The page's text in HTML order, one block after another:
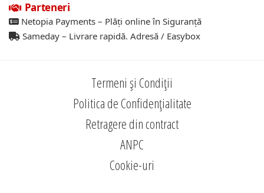
Parteneri
Netopia Payments – Plăți online în Siguranță
Sameday – Livrare rapidă. Adresă / Easybox
Termeni și Condiții
Politica de Confidențialitate
Retragere din contract
ANPC
Cookie-uri